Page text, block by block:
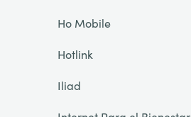
Ho Mobile
Hotlink
Iliad